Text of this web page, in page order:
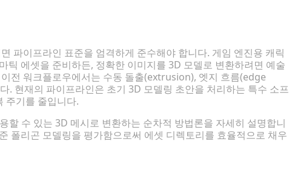
파이프라인 표준을 엄격하게 준수해야 합니다. 게임 엔진용 캐릭
틱 에셋을 준비하든, 정확한 이미지를 3D 모델로 변환하려면 예술
전 워크플로우에서는 수동 돌출(extrusion), 엣지 흐름(edge
현재의 파이프라인은 초기 3D 모델링 초안을 처리하는 특수 소프
주기를 줄입니다.
할 수 있는 3D 메시로 변환하는 순차적 방법론을 자세히 설명합니
폴리곤 모델링을 평가함으로써 에셋 디렉토리를 효율적으로 채우